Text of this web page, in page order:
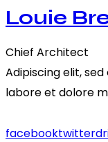
Louie
Chief Architect
Adipiscing elit,
labore et dolore
facebooktwitter